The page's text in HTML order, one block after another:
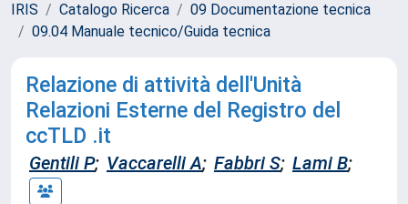
IRIS Catalogo Ricerca
09 Documentazione tecnica
09.04 Manuale tecnico/Guida tecnica
Relazione di attività dell'Unità
Relazioni Esterne del Registro del
ccTLD .it
Gentili P; Vaccarelli A; Fabbri S; Lami B;